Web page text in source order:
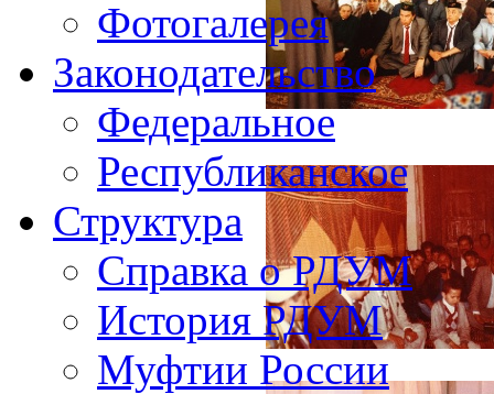
Фотогалерея
Законодательство
Федеральное
Республиканское
Структура
Справка о РДУМ
История РДУМ
Муфтии России